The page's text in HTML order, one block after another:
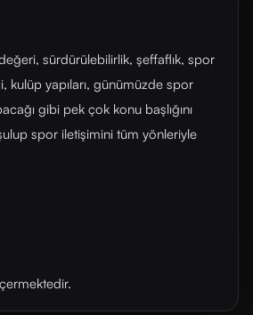
sürdürülebilirlik, şeffaflık, spor
kulüp yapıları, günümüzde spor
gibi pek çok konu başlığını
spor iletişimini tüm yönleriyle